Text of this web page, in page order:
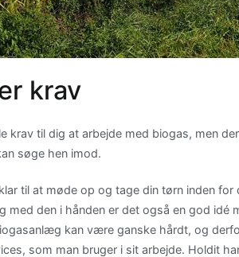
krav
krav til dig at arbejde med biogas, men
søge hen imod.
til at møde op og tage din tørn inden
med den i hånden er det også en god idé
kan være ganske hårdt, og
som man bruger i sit arbejde. Holdit